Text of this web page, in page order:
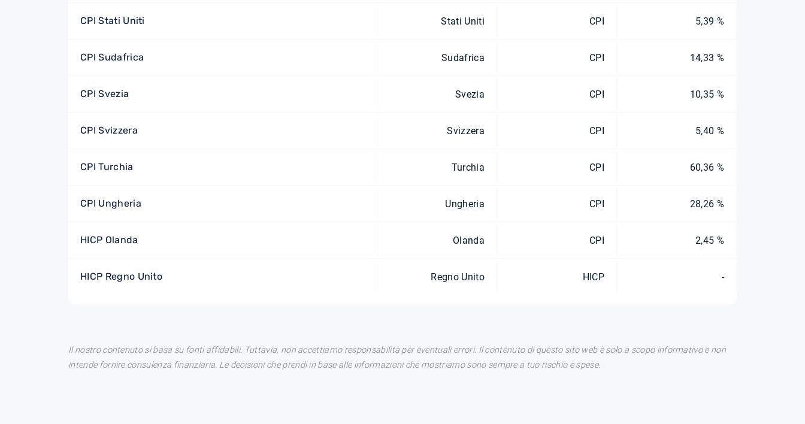
CPI Stati Uniti Stati Uniti CPI 5,39 %
CPI Sudafrica Sudafrica CPI 14,33 %
CPI Svezia Svezia CPI 10,35 %
CPI Svizzera Svizzera CPI 5,40 %
CPI Turchia Turchia CPI 60,36 %
CPI Ungheria Ungheria CPI 28,26 %
HICP Olanda Olanda CPI 2,45 %
HICP Regno Unito Regno Unito HICP -
Il nostro contenuto si basa su fonti affidabili. Tuttavia, non accettiamo responsabilità per eventuali errori. Il contenuto di questo sito web è solo a scopo informativo e non
intende fornire consulenza finanziaria. Le decisioni che prendi in base alle informazioni che mostriamo sono sempre a tuo rischio e spese.